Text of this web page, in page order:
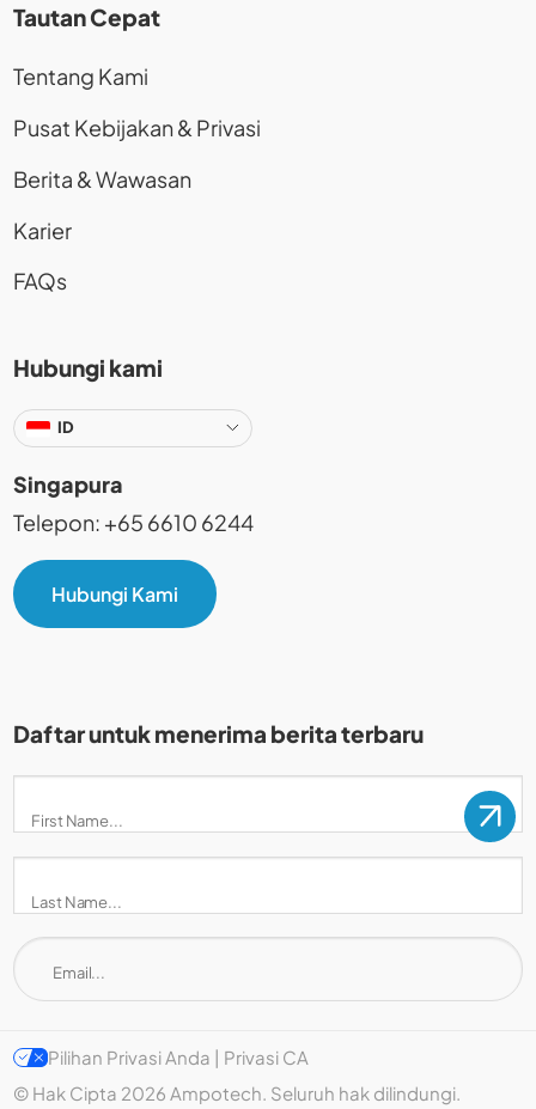
Tautan Cepat
Tentang Kami
Pusat Kebijakan & Privasi
Berita & Wawasan
Karier
FAQs
Hubungi kami
ID
Singapura
Telepon: +65 6610 6244
Hubungi Kami
Daftar untuk menerima berita terbaru
Pilihan Privasi Anda | Privasi CA
© Hak Cipta 2026 Ampotech. Seluruh hak dilindungi.